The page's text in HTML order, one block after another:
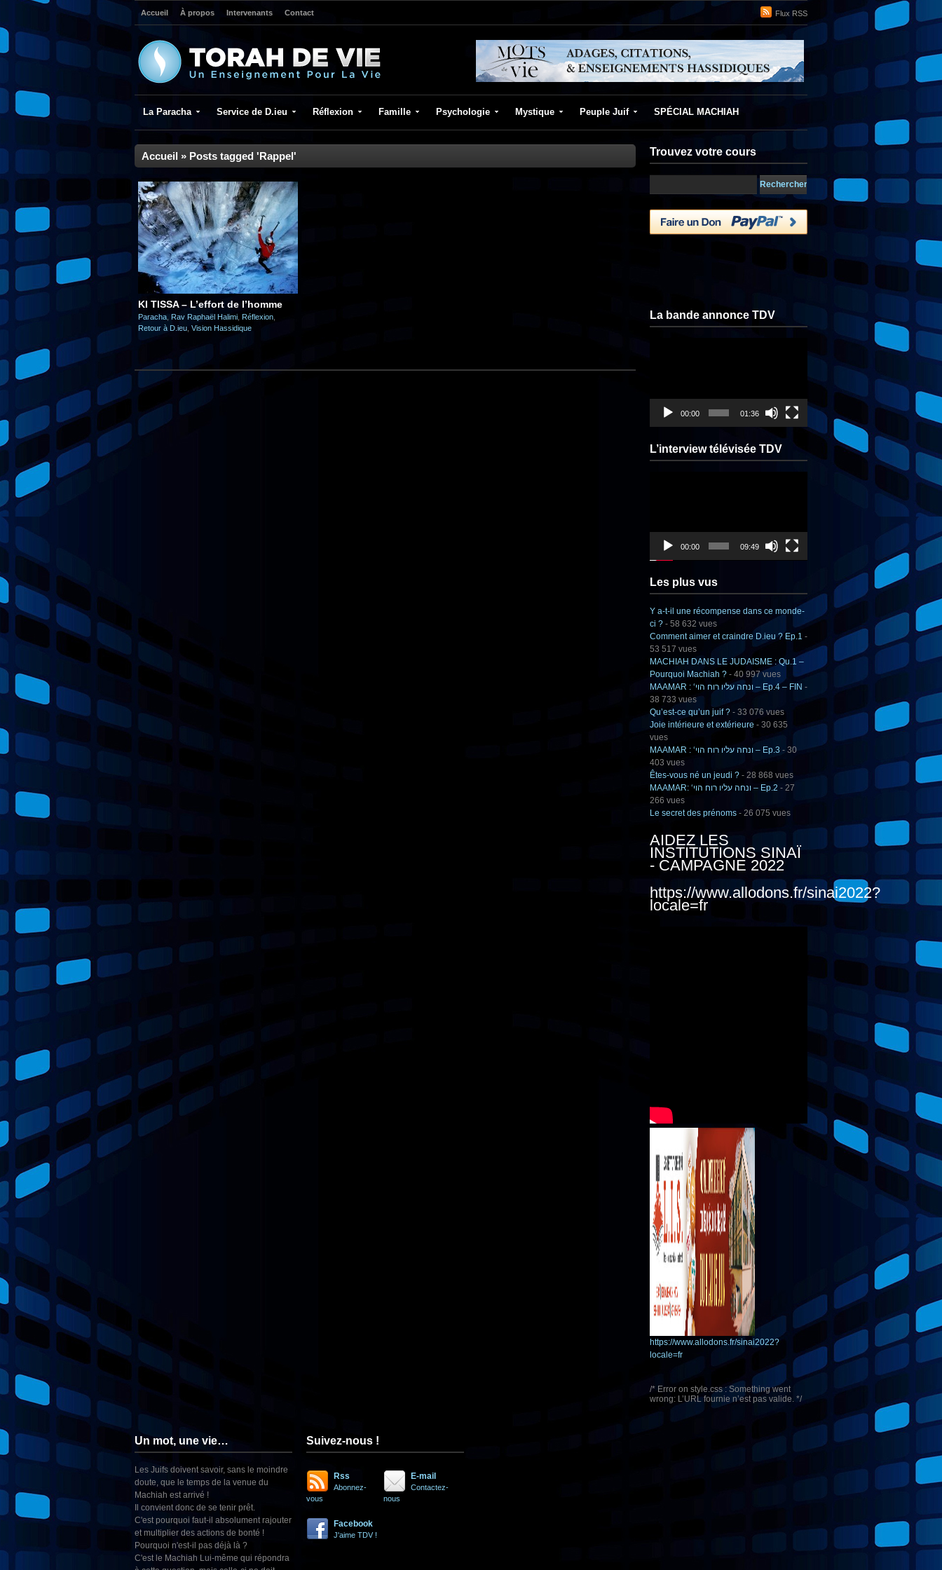
Flux RSS
Accueil À propos Intervenants Contact
La Paracha Service de D.ieu Réflexion Famille Psychologie Mystique Peuple Juif SPÉCIAL MACHIAH
Accueil » Posts tagged 'Rappel'
KI TISSA – L’effort de l’homme
Paracha Rav Raphaël Halimi Réflexion
Retour à D.ieu Vision Hassidique
Trouvez votre cours
La bande annonce TDV
00:00 01:36
L’interview télévisée TDV
00:00 09:49
Les plus vus
Y a-t-il une récompense dans ce monde-
ci ? - 58 632 vues
Comment aimer et craindre D.ieu ? Ep.1 -
53 517 vues
MACHIAH DANS LE JUDAISME : Qu.1 –
Pourquoi Machiah ? - 40 997 vues
MAAMAR : ‘ונחה עליו רוח הוי – Ep.4 – FIN -
38 733 vues
Qu’est-ce qu’un juif ? - 33 076 vues
Joie intérieure et extérieure - 30 635
vues
MAAMAR : ‘ונחה עליו רוח הוי – Ep.3 - 30
403 vues
Êtes-vous né un jeudi ? - 28 868 vues
MAAMAR: ‘ונחה עליו רוח הוי – Ep.2 - 27
266 vues
Le secret des prénoms - 26 075 vues
AIDEZ LES
INSTITUTIONS SINAÏ
- CAMPAGNE 2022
https://www.allodons.fr/sinai2022?
locale=fr
https://www.allodons.fr/sinai2022?
locale=fr
/* Error on style.css : Something went
wrong: L’URL fournie n’est pas valide. */
Un mot, une vie…
Les Juifs doivent savoir, sans le moindre
doute, que le temps de la venue du
Machiah est arrivé !
Il convient donc de se tenir prêt.
C'est pourquoi faut-il absolument rajouter
et multiplier des actions de bonté !
Pourquoi n'est-il pas déjà là ?
C'est le Machiah Lui-même qui répondra
Suivez-nous !
Rss
Abonnez-
vous
E-mail
Contactez-
nous
Facebook
J'aime TDV !